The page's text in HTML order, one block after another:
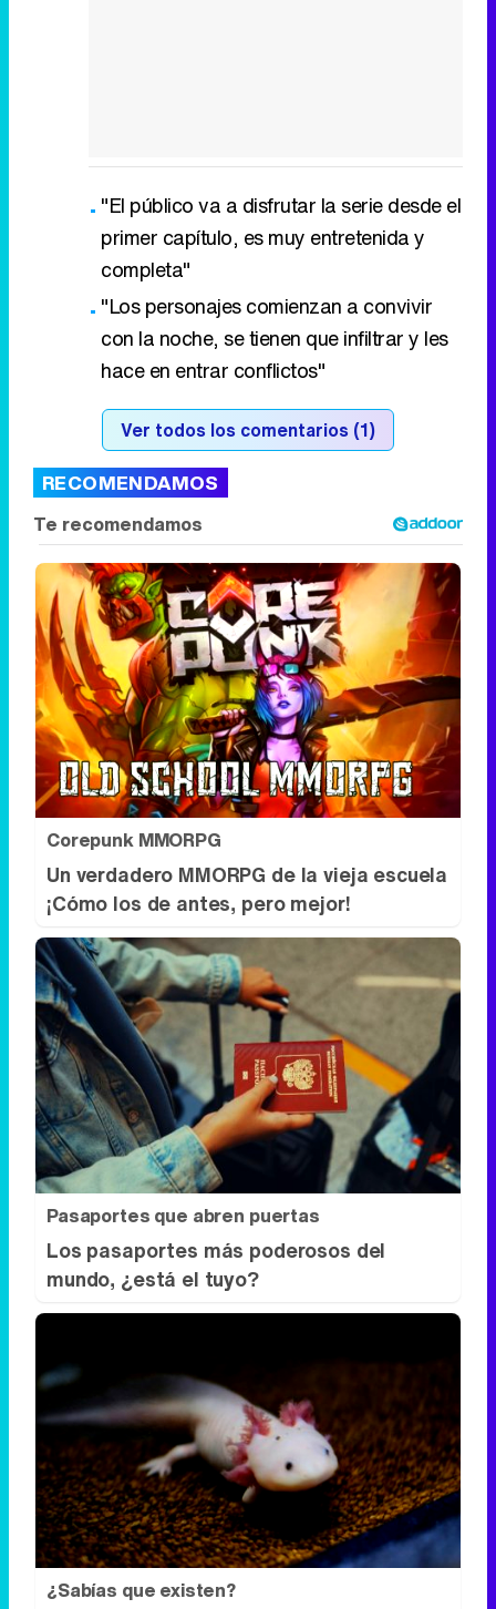
"El público va a disfrutar la serie desde el
primer capítulo, es muy entretenida y
completa"
"Los personajes comienzan a convivir
con la noche, se tienen que infiltrar y les
hace en entrar conflictos"
Ver todos los comentarios (1)
RECOMENDAMOS
Corepunk MMORPG
Un verdadero MMORPG de la vieja escuela
¡Cómo los de antes, pero mejor!
Pasaportes que abren puertas
Los pasaportes más poderosos del
mundo, ¿está el tuyo?
¿Sabías que existen?